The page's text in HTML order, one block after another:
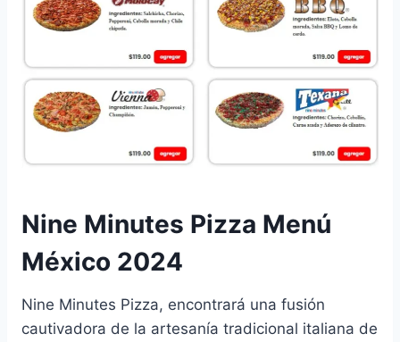
Nine Minutes Pizza Menú
México 2024
Nine Minutes Pizza, encontrará una fusión
cautivadora de la artesanía tradicional italiana de